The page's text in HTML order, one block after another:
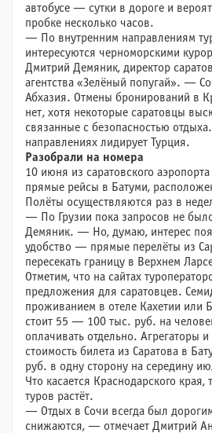
автобусе — сутки в дороге и
пробке несколько часов.
— По внутренним направлениям
интересуются черноморскими
Дмитрий Демяник, директор
агентства «Зелёный попугай». —
Абхазия. Отмены бронирований в
нет, хотя некоторые саратовцы
связанные с безопасностью
направлениях лидирует Турция.
Разобрали на номера
10 июня из саратовского
прямые рейсы в Батуми,
Полёты осуществляются раз в
— По Грузии пока запросов не
Демяник. — Но, думаю, интерес
удобство — прямые перелёты из
пересекать границу в Верхнем
Отметим, что на сайтах
предложения для саратовцев.
проживанием в отеле Кахетии или
стоит 55 — 100 тыс. руб. на
оплачивать отдельно. Агрегаторы
стоимость билета из Саратова в
руб. в одну сторону на середину
Что касается Краснодарского края,
туров растёт.
— Отдых в Сочи всегда был
снижаются, — отмечает Дмитрий